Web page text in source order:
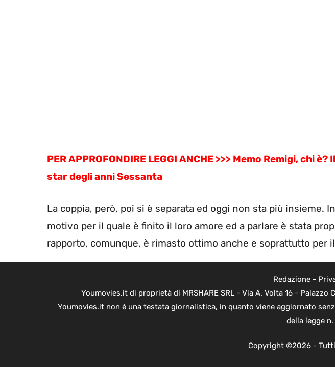
PER APPROFONDIRE LEGGI ANCHE >>> Memo Remigi, chi è?
star degli anni Sessanta
La coppia, però, poi si è separata ed oggi non sta più insieme.
motivo per il quale è finito il loro amore ed a parlare è stata
rapporto, comunque, è rimasto ottimo anche e soprattutto per
Redazione-
Youmovies.it di proprietà di MRSHARE SRL - Via A. Volta 16 -
Youmovies.it non è una testata giornalistica, in quanto viene aggiornato
della legge
Copyright ©2026 -